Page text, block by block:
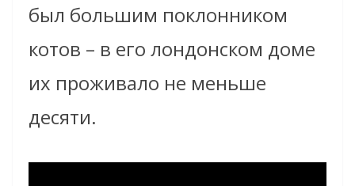
был большим поклонником
котов – в его лондонском доме
их проживало не меньше
десяти.